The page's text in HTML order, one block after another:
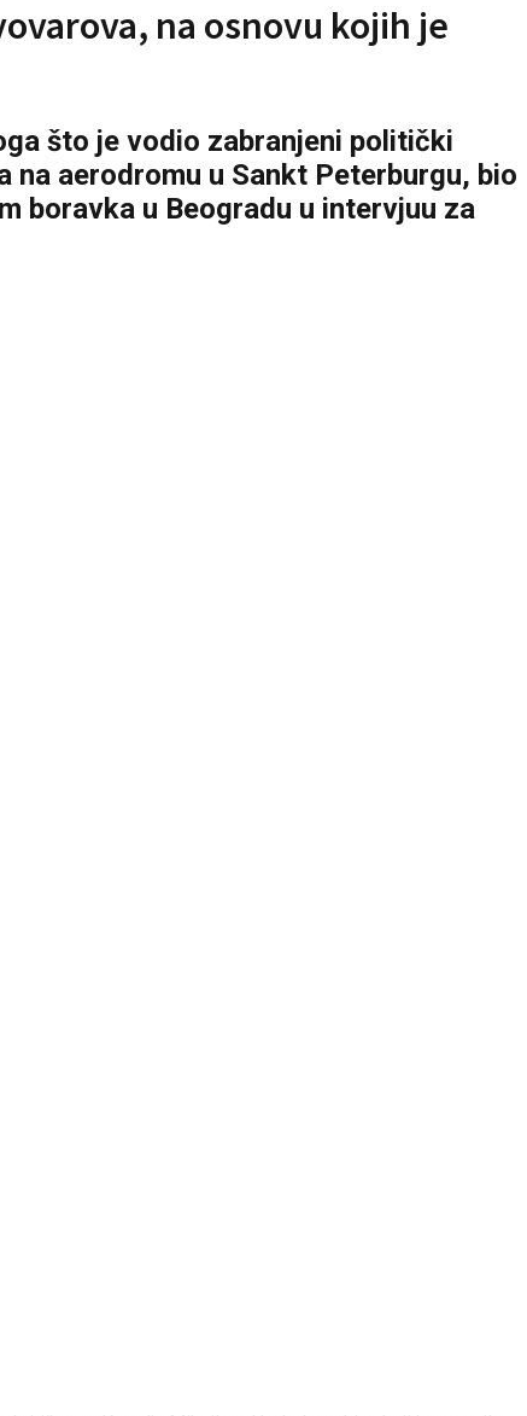
na osnovu kojih je
što je vodio zabranjeni politički
aerodromu u Sankt Peterburgu, bio
boravka u Beogradu u intervjuu za